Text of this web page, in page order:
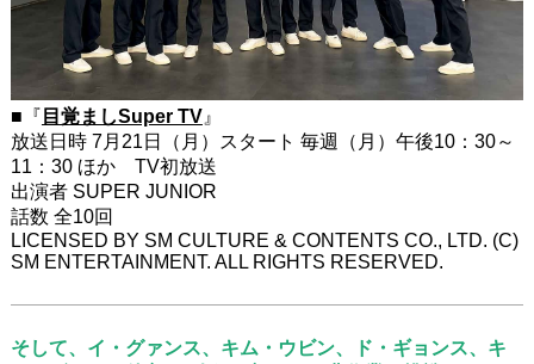
■『 目覚ましSuper TV』
放送日時 7月21日（月）スタート 毎週（月）午後10：30～
11：30 ほか TV初放送
出演者 SUPER JUNIOR
話数 全10回
LICENSED BY SM CULTURE & CONTENTS CO., LTD. (C)
SM ENTERTAINMENT. ALL RIGHTS RESERVED.
そして、イ・グァンス、キム・ウビン、ド・ギョンス、キ